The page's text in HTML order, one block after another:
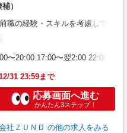
）
職の経験・スキルを考慮して給
〜20:00 17:00〜翌2:00 22:00〜
31 23:59まで
応募画面へ進む
かんたん3ステップ！
社ＺＵＮＤ の他の求人をみる